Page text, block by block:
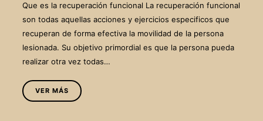
Que es la recuperación funcional La recuperación funcional
son todas aquellas acciones y ejercicios especificos que
recuperan de forma efectiva la movilidad de la persona
lesionada. Su objetivo primordial es que la persona pueda
realizar otra vez todas…
VER MÁS